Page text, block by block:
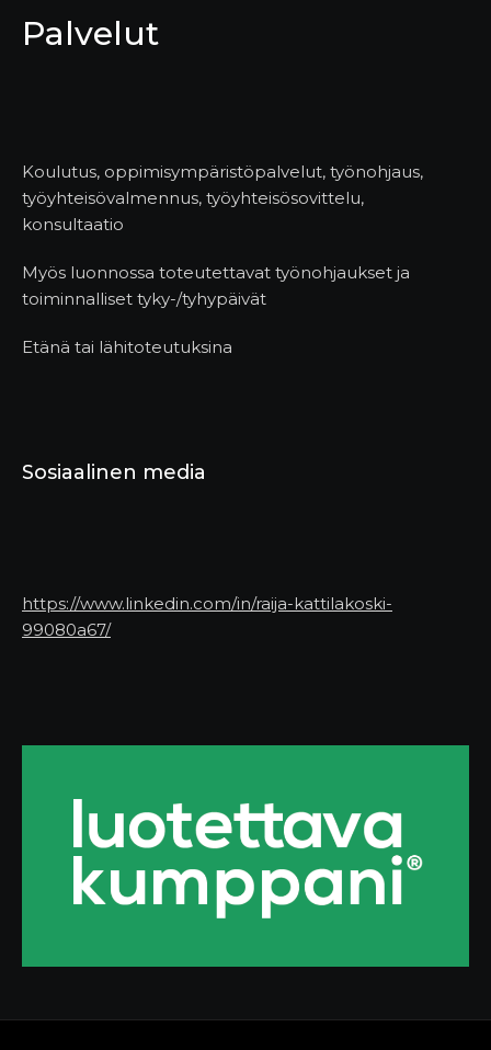
Palvelut
Koulutus, oppimisympäristöpalvelut, työnohjaus,
työyhteisövalmennus, työyhteisösovittelu,
konsultaatio
Myös luonnossa toteutettavat työnohjaukset ja
toiminnalliset tyky-/tyhypäivät
Etänä tai lähitoteutuksina
Sosiaalinen media
https://www.linkedin.com/in/raija-kattilakoski-
99080a67/